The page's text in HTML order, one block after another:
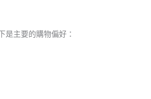
是主要的購物偏好：